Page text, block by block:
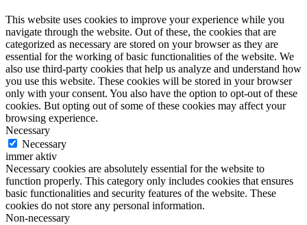
This website uses cookies to improve your experience while you
navigate through the website. Out of these, the cookies that are
categorized as necessary are stored on your browser as they are
essential for the working of basic functionalities of the website. We
also use third-party cookies that help us analyze and understand how
you use this website. These cookies will be stored in your browser
only with your consent. You also have the option to opt-out of these
cookies. But opting out of some of these cookies may affect your
browsing experience.
Necessary
Necessary
immer aktiv
Necessary cookies are absolutely essential for the website to
function properly. This category only includes cookies that ensures
basic functionalities and security features of the website. These
cookies do not store any personal information.
Non-necessary